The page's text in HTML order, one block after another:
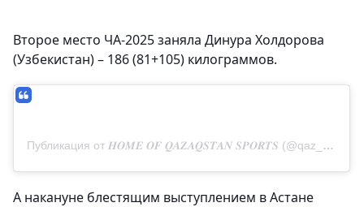
Второе место ЧА-2025 заняла Динура Холдорова
(Узбекистан) – 186 (81+105) килограммов.
Публикация от 𝑯𝑶𝑴𝑬 𝑶𝑭 𝑸𝑨𝒁𝑨𝑸𝑺𝑻𝑨𝑵 𝑺𝑷𝑶𝑹𝑻𝑺 (@qaz_team_official)
А накануне блестящим выступлением в Астане